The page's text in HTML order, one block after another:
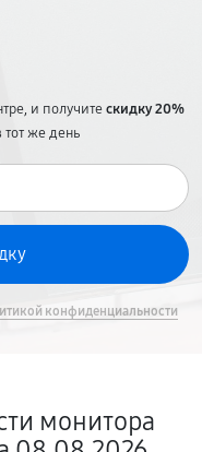
и получитескидку 20%
тот же день
конфиденциальности
монитора